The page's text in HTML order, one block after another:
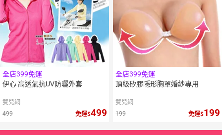
全店399免運
伊心 高透氣抗UV防曬外套
雙兒網
499
免運 499
全店399免運
頂級矽膠隱形胸罩婚紗專用
雙兒網
199
免運 199